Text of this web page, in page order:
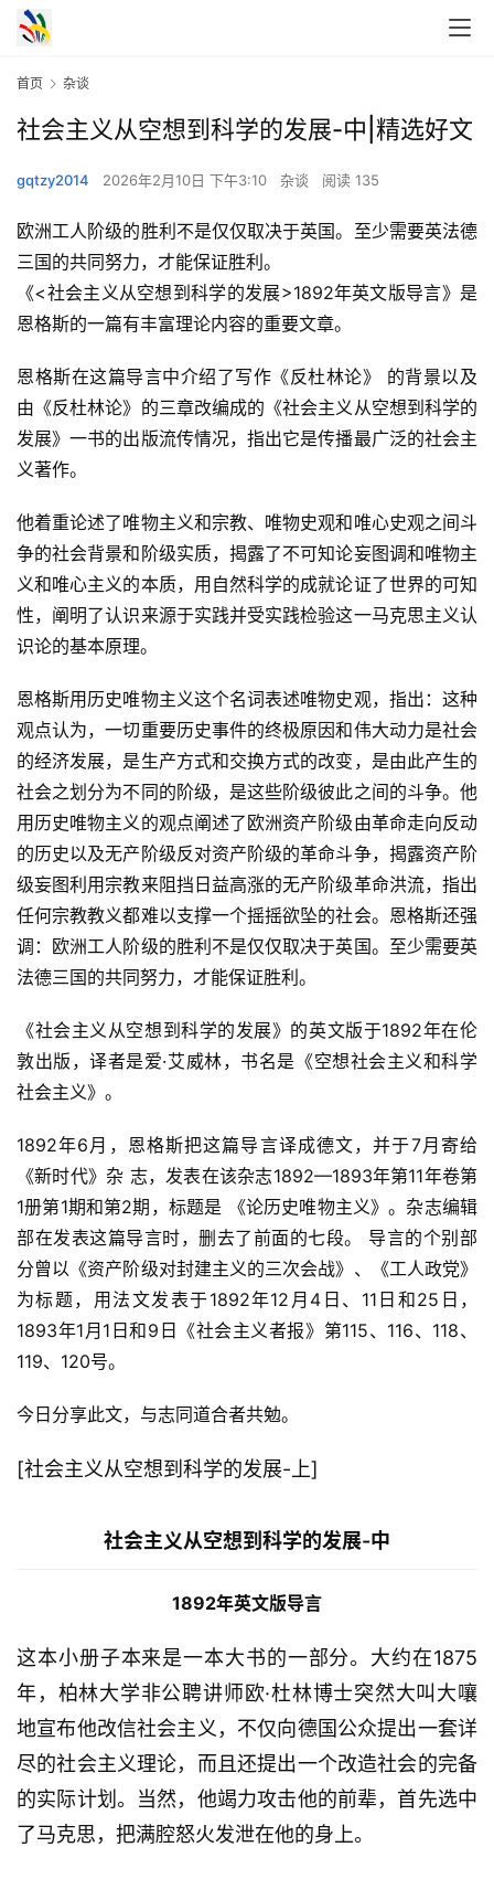
首页 杂谈
社会主义从空想到科学的发展-中|精选好文
gqtzy2014 2026年2月10日 下午3:10 杂谈 阅读 135
欧洲工人阶级的胜利不是仅仅取决于英国。至少需要英法德
三国的共同努力，才能保证胜利。
《<社会主义从空想到科学的发展>1892年英文版导言》是
恩格斯的一篇有丰富理论内容的重要文章。
恩格斯在这篇导言中介绍了写作《反杜林论》 的背景以及
由《反杜林论》的三章改编成的《社会主义从空想到科学的
发展》一书的出版流传情况，指出它是传播最广泛的社会主
义著作。
他着重论述了唯物主义和宗教、唯物史观和唯心史观之间斗
争的社会背景和阶级实质，揭露了不可知论妄图调和唯物主
义和唯心主义的本质，用自然科学的成就论证了世界的可知
性，阐明了认识来源于实践并受实践检验这一马克思主义认
识论的基本原理。
恩格斯用历史唯物主义这个名词表述唯物史观，指出：这种
观点认为，一切重要历史事件的终极原因和伟大动力是社会
的经济发展，是生产方式和交换方式的改变，是由此产生的
社会之划分为不同的阶级，是这些阶级彼此之间的斗争。他
用历史唯物主义的观点阐述了欧洲资产阶级由革命走向反动
的历史以及无产阶级反对资产阶级的革命斗争，揭露资产阶
级妄图利用宗教来阻挡日益高涨的无产阶级革命洪流，指出
任何宗教教义都难以支撑一个摇摇欲坠的社会。恩格斯还强
调：欧洲工人阶级的胜利不是仅仅取决于英国。至少需要英
法德三国的共同努力，才能保证胜利。
《社会主义从空想到科学的发展》的英文版于1892年在伦
敦出版，译者是爱·艾威林，书名是《空想社会主义和科学
社会主义》。
1892年6月，恩格斯把这篇导言译成德文，并于7月寄给
《新时代》杂 志，发表在该杂志1892—1893年第11年卷第
1册第1期和第2期，标题是 《论历史唯物主义》。杂志编辑
部在发表这篇导言时，删去了前面的七段。 导言的个别部
分曾以《资产阶级对封建主义的三次会战》、《工人政党》
为标题，用法文发表于1892年12月4日、11日和25日，
1893年1月1日和9日《社会主义者报》第115、116、118、
119、120号。
今日分享此文，与志同道合者共勉。
[社会主义从空想到科学的发展-上]
社会主义从空想到科学的发展-中
1892年英文版导言
这本小册子本来是一本大书的一部分。大约在1875
年，柏林大学非公聘讲师欧·杜林博士突然大叫大嚷
地宣布他改信社会主义，不仅向德国公众提出一套详
尽的社会主义理论，而且还提出一个改造社会的完备
的实际计划。当然，他竭力攻击他的前辈，首先选中
了马克思，把满腔怒火发泄在他的身上。